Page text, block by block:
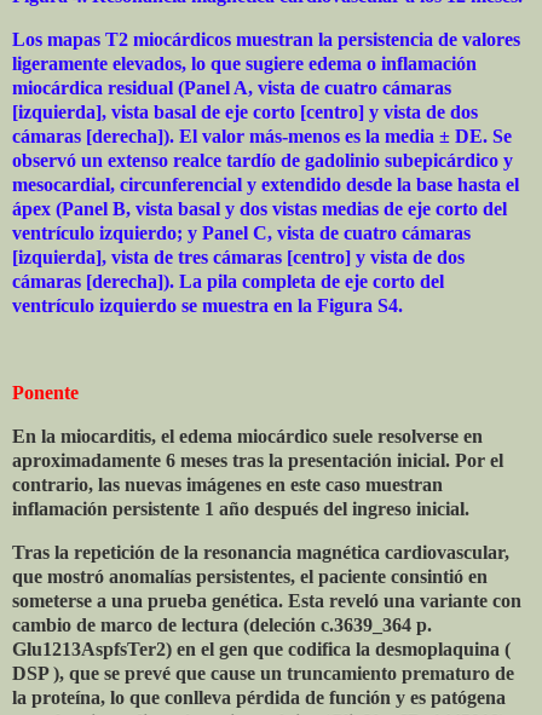
Los mapas T2 miocárdicos muestran la persistencia de valores
ligeramente elevados, lo que sugiere edema o inflamación
miocárdica residual (Panel A, vista de cuatro cámaras
[izquierda], vista basal de eje corto [centro] y vista de dos
cámaras [derecha]). El valor más-menos es la media ± DE. Se
observó un extenso realce tardío de gadolinio subepicárdico y
mesocardial, circunferencial y extendido desde la base hasta el
ápex (Panel B, vista basal y dos vistas medias de eje corto del
ventrículo izquierdo; y Panel C, vista de cuatro cámaras
[izquierda], vista de tres cámaras [centro] y vista de dos
cámaras [derecha]). La pila completa de eje corto del
ventrículo izquierdo se muestra en la Figura S4.
Ponente
En la miocarditis, el edema miocárdico suele resolverse en
aproximadamente 6 meses tras la presentación inicial. Por el
contrario, las nuevas imágenes en este caso muestran
inflamación persistente 1 año después del ingreso inicial.
Tras la repetición de la resonancia magnética cardiovascular,
que mostró anomalías persistentes, el paciente consintió en
someterse a una prueba genética. Esta reveló una variante con
cambio de marco de lectura (deleción c.3639_364 p.
Glu1213AspfsTer2) en el gen que codifica la desmoplaquina (
DSP ), que se prevé que cause un truncamiento prematuro de
la proteína, lo que conlleva pérdida de función y es patógena